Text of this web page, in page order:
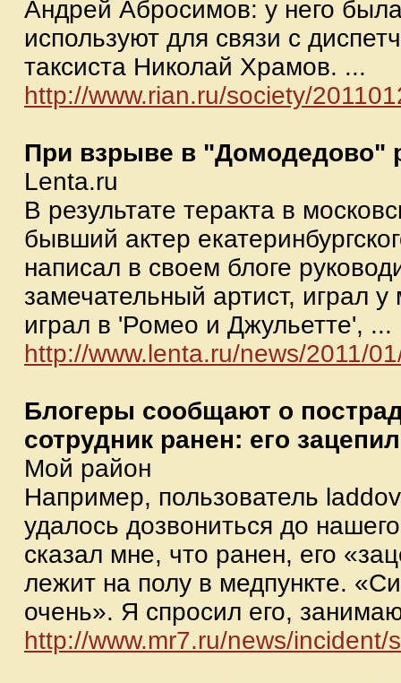
Андрей Абросимов: у него
используют для связи с
таксиста Николай Храмов. ...
http://www.rian.ru/society/
При взрыве в "Домодедово"
Lenta.ru
В результате теракта в
бывший актер
написал в своем блоге
замечательный артист, играл
играл в 'Ромео и Джульетте', ...
http://www.lenta.ru/news/2011/
Блогеры сообщают о
сотрудник ранен: его
Мой район
Например, пользователь
удалось дозвониться до
сказал мне, что ранен, его
лежит на полу в медпункте.
очень». Я спросил его,
http://www.mr7.ru/news/incident/